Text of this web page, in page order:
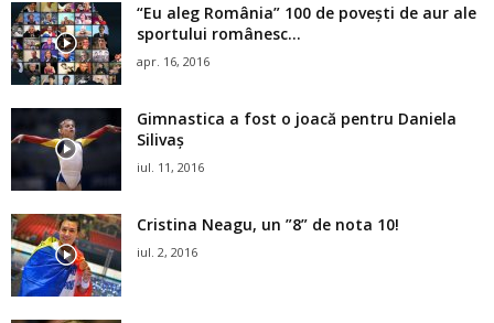
“Eu aleg România” 100 de poveşti de aur ale
sportului românesc...
apr. 16, 2016
Gimnastica a fost o joacă pentru Daniela
Silivaş
iul. 11, 2016
Cristina Neagu, un ”8” de nota 10!
iul. 2, 2016